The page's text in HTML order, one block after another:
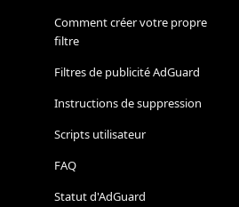
Comment créer votre propre
filtre
Filtres de publicité AdGuard
Instructions de suppression
Scripts utilisateur
FAQ
Statut d'AdGuard